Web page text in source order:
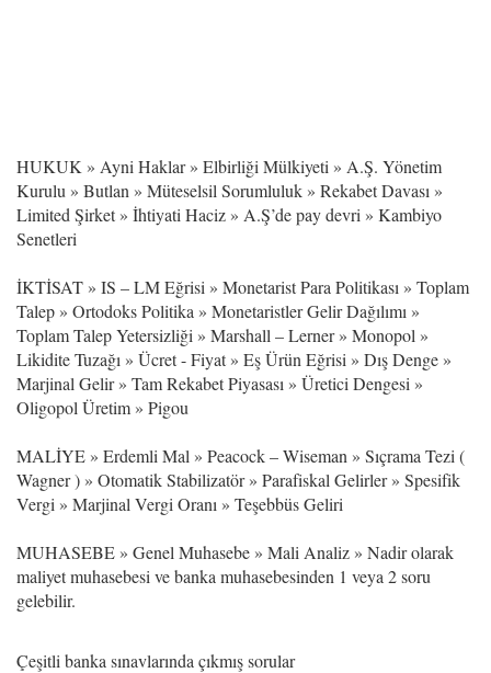
HUKUK » Ayni Haklar » Elbirliği Mülkiyeti » A.Ş. Yönetim
Kurulu » Butlan » Müteselsil Sorumluluk » Rekabet Davası »
Limited Şirket » İhtiyati Haciz » A.Ş’de pay devri » Kambiyo
Senetleri
İKTİSAT » IS – LM Eğrisi » Monetarist Para Politikası » Toplam
Talep » Ortodoks Politika » Monetaristler Gelir Dağılımı »
Toplam Talep Yetersizliği » Marshall – Lerner » Monopol »
Likidite Tuzağı » Ücret - Fiyat » Eş Ürün Eğrisi » Dış Denge »
Marjinal Gelir » Tam Rekabet Piyasası » Üretici Dengesi »
Oligopol Üretim » Pigou
MALİYE » Erdemli Mal » Peacock – Wiseman » Sıçrama Tezi (
Wagner ) » Otomatik Stabilizatör » Parafiskal Gelirler » Spesifik
Vergi » Marjinal Vergi Oranı » Teşebbüs Geliri
MUHASEBE » Genel Muhasebe » Mali Analiz » Nadir olarak
maliyet muhasebesi ve banka muhasebesinden 1 veya 2 soru
gelebilir.
Çeşitli banka sınavlarında çıkmış sorular